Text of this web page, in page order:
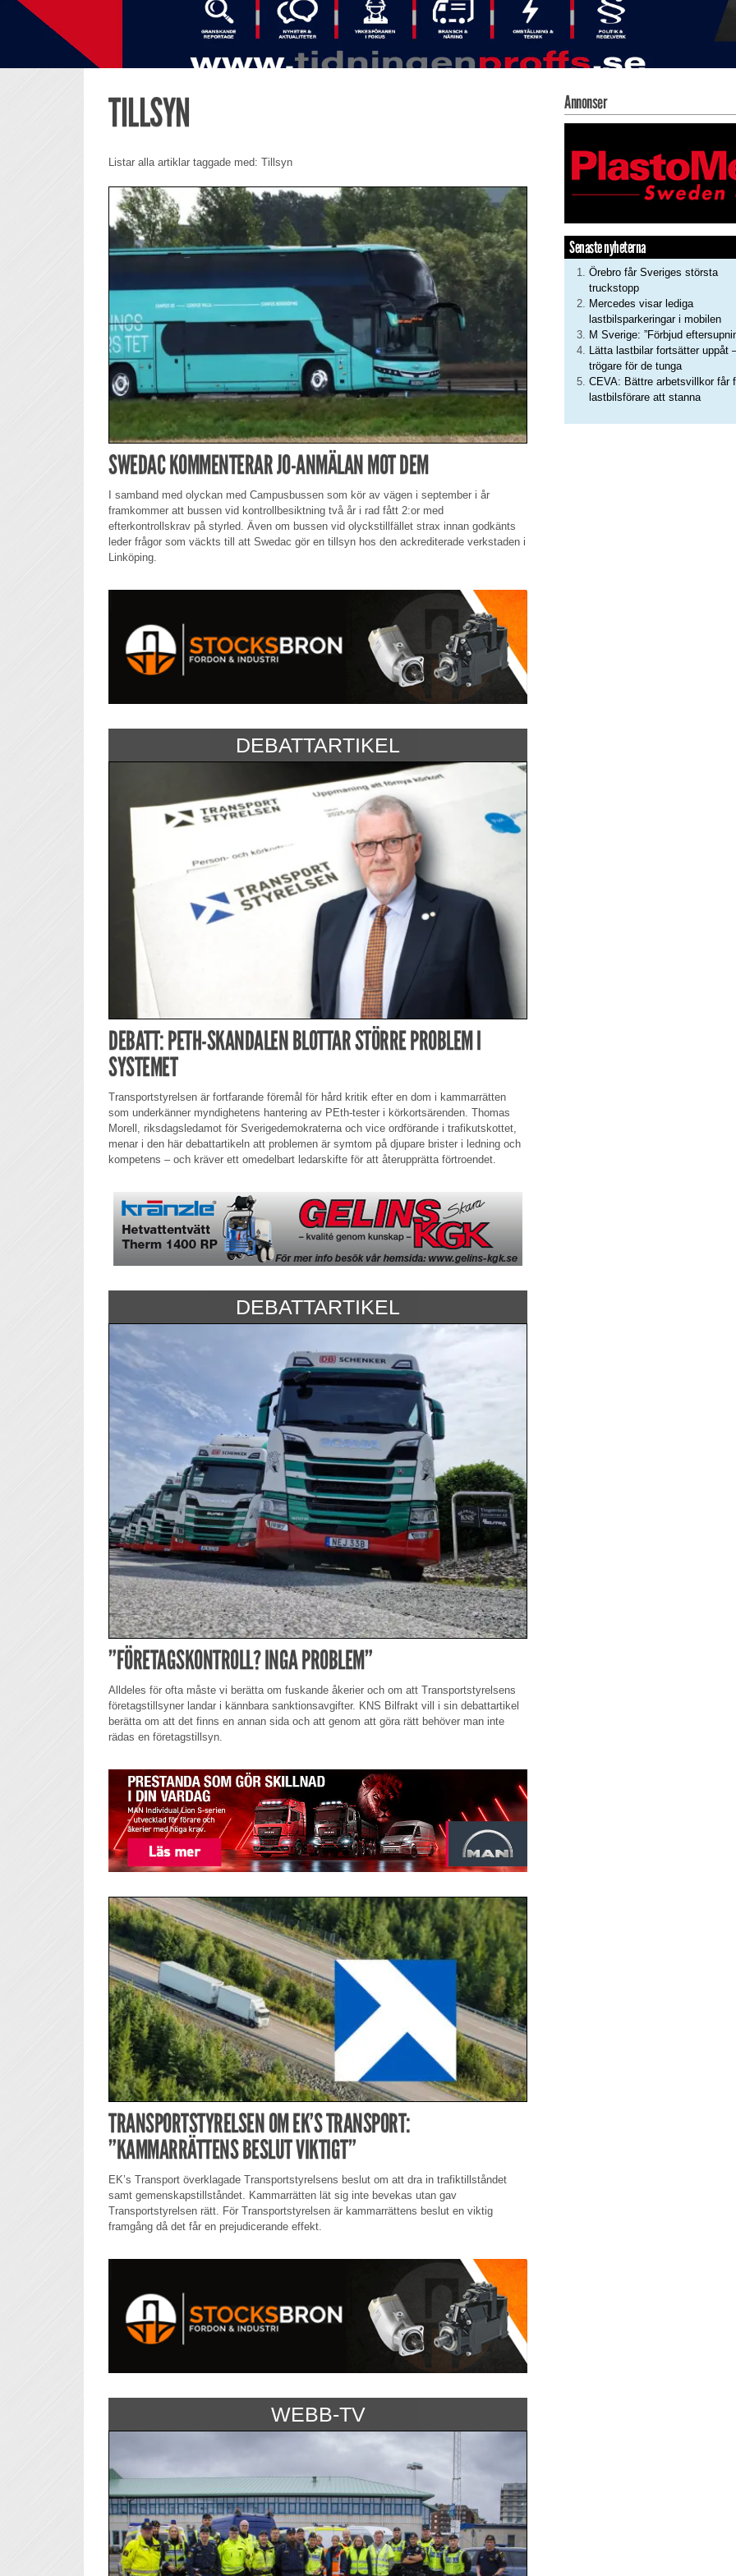
TILLSYN
Listar alla artiklar taggade med: Tillsyn
SWEDAC KOMMENTERAR JO-ANMÄLAN MOT DEM
I samband med olyckan med Campusbussen som kör av vägen i september i år
framkommer att bussen vid kontrollbesiktning två år i rad fått 2:or med
efterkontrollskrav på styrled. Även om bussen vid olyckstillfället strax innan godkänts
leder frågor som väckts till att Swedac gör en tillsyn hos den ackrediterade verkstaden i
Linköping.
DEBATTARTIKEL
DEBATT: PETH-SKANDALEN BLOTTAR STÖRRE PROBLEM I
SYSTEMET
Transportstyrelsen är fortfarande föremål för hård kritik efter en dom i kammarrätten
som underkänner myndighetens hantering av PEth-tester i körkortsärenden. Thomas
Morell, riksdagsledamot för Sverigedemokraterna och vice ordförande i trafikutskottet,
menar i den här debattartikeln att problemen är symtom på djupare brister i ledning och
kompetens – och kräver ett omedelbart ledarskifte för att återupprätta förtroendet.
DEBATTARTIKEL
”FÖRETAGSKONTROLL? INGA PROBLEM”
Alldeles för ofta måste vi berätta om fuskande åkerier och om att Transportstyrelsens
företagstillsyner landar i kännbara sanktionsavgifter. KNS Bilfrakt vill i sin debattartikel
berätta om att det finns en annan sida och att genom att göra rätt behöver man inte
rädas en företagstillsyn.
TRANSPORTSTYRELSEN OM EK’S TRANSPORT:
”KAMMARRÄTTENS BESLUT VIKTIGT”
EK’s Transport överklagade Transportstyrelsens beslut om att dra in trafiktillståndet
samt gemenskapstillståndet. Kammarrätten lät sig inte bevekas utan gav
Transportstyrelsen rätt. För Transportstyrelsen är kammarrättens beslut en viktig
framgång då det får en prejudicerande effekt.
WEBB-TV
Annonser
Senaste nyheterna
Örebro får Sveriges största
truckstopp
Mercedes visar lediga
lastbilsparkeringar i mobilen
M Sverige: ”Förbjud
Lätta lastbilar fortsätter uppåt
trögare för de tunga
CEVA: Bättre arbetsvillkor får
lastbilsförare att stanna